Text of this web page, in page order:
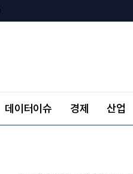
데이터이슈 경제 산업